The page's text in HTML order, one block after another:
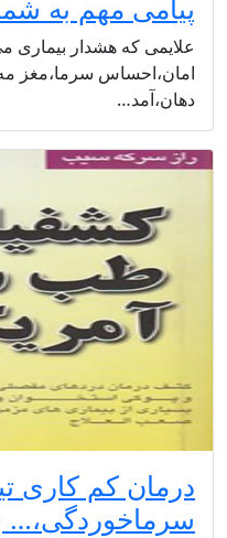
علایمی که هشدار بیماری
امان،احساس سرما،مغز
دهان،آمد…
درمان کم کاری